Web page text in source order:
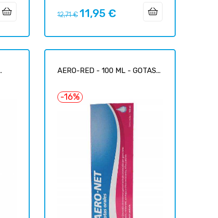
Prix
12,71 € Prix
11,95 €
AERO-RED - 100 ML - GOTAS...
-16%